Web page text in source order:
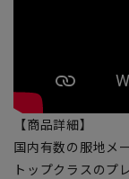
【商品詳細】
国内有数の服地メ
トップクラスのプ